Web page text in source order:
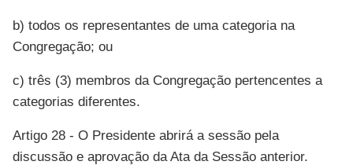
b) todos os representantes de uma categoria na
Congregação; ou
c) três (3) membros da Congregação pertencentes a
categorias diferentes.
Artigo 28 - O Presidente abrirá a sessão pela
discussão e aprovação da Ata da Sessão anterior.